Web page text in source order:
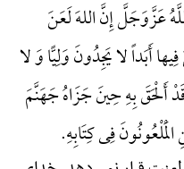
عَزَّوَجَلَّ إِنَّ اللهَ لَعَنَ
أَبَداً لا یَجِدُونَ وَلِیًّا وَ لا
أَلْحَقَ بِهِ حِینَ جَزَاهُ جَهَنَّمَ
فِی کِتَابِهِ.